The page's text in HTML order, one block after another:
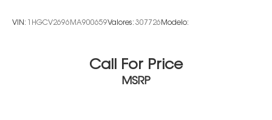
VIN: 1HGCV2696MA900659Valores: 307726 Modelo:
Call For Price
MSRP